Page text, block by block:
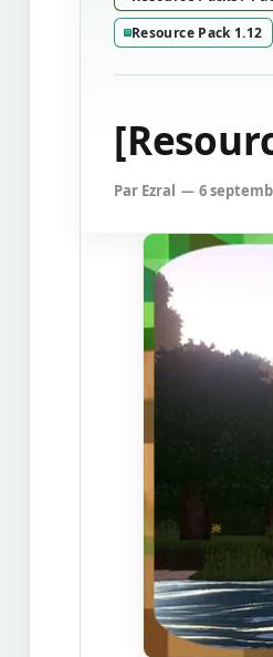
Resource Pack 1.12
Par Ezral 6